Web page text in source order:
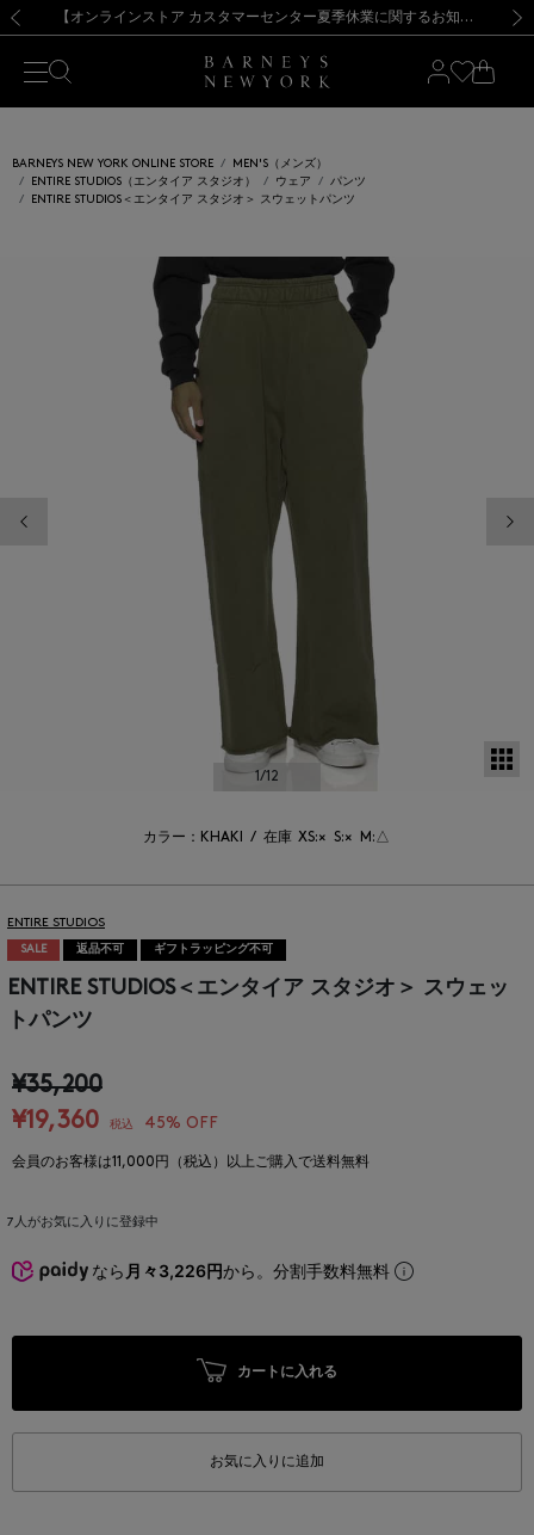
新規登録のお客様も対象！＜MY BARNEYS＞会員のお客様は11,000円（税込）以上のお買上げで常時送料無料！お買い物の際は会員登録を！
【夏季休業に伴う出荷一時停止のお知らせ】(2026.8.7) 【オンラインストア カスタマーセンター夏季休業に関するお知らせ】（2026.8.7）
【夏季休業に伴う返品・交換承り一時停止のお知らせ】（2026.8.5）
熊本県を中心とした地震の影響によるお荷物のお届けについて
【開催中】SUMMER SALEのご案内・ご注意事項 新規登録のお客様も対象！＜MY BARNEYS＞会員のお客様は11,000円（税込）以上のお買上げで常時送料無料！お買い物の際は会員登録を！
【夏季休業に伴う出荷一時停止のお知らせ】(2026.8.7)
BARNEYS NEW YORK ONLINE STORE
MEN'S（メンズ）
ENTIRE STUDIOS（エンタイア スタジオ）
ウェア
パンツ
ENTIRE STUDIOS＜エンタイア スタジオ＞ スウェットパンツ
1/12
カラー：KHAKI / 在庫 XS:× S:× M:△
ENTIRE STUDIOS
SALE 返品不可 ギフトラッピング不可
ENTIRE STUDIOS＜エンタイア スタジオ＞ スウェッ
トパンツ
¥35,200
¥19,360
税込 45% OFF
会員のお客様は11,000円（税込）以上ご購入で送料無料
7 人がお気に入りに登録中
なら 月々3,226円から。分割手数料無料
カートに入れる
お気に入りに追加